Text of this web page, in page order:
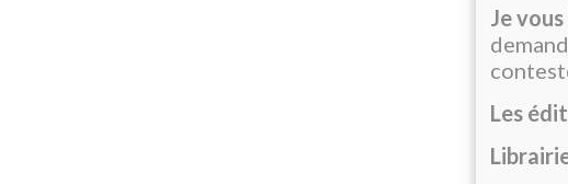
Je
Les